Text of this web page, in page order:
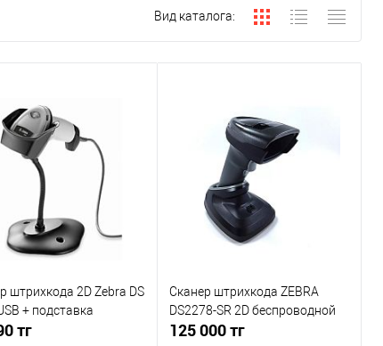
Вид каталога:
штрихкода 2D Zebra DS
+ подставка
тг
Сканер штрихкода ZEBRA
DS2278-SR 2D беспроводной
125 000 тг